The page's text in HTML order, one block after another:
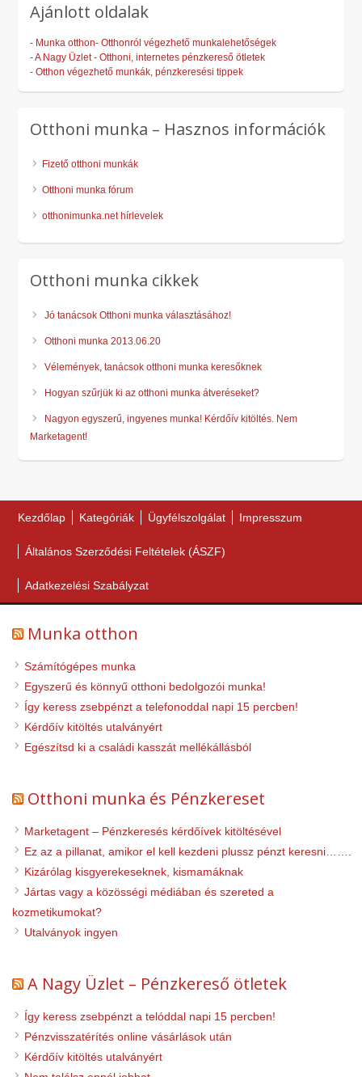
Ajánlott oldalak
- Munka otthon- Otthonról végezhető munkalehetőségek
-A Nagy Üzlet - Otthoni, internetes pénzkereső ötletek
-Otthon végezhető munkák, pénzkeresési tippek
Otthoni munka – Hasznos információk
Fizető otthoni munkák
Otthoni munka fórum
otthonimunka.net hírlevelek
Otthoni munka cikkek
Jó tanácsok Otthoni munka választásához!
Otthoni munka 2013.06.20
Vélemények, tanácsok otthoni munka keresőknek
Hogyan szűrjük ki az otthoni munka átveréseket?
Nagyon egyszerű, ingyenes munka! Kérdőív kitöltés. Nem
Marketagent!
Kezdőlap Kategóriák Ügyfélszolgálat Impresszum
Általános Szerződési Feltételek (ÁSZF)
Adatkezelési Szabályzat
Munka otthon
Számítógépes munka
Egyszerű és könnyű otthoni bedolgozói munka!
Így keress zsebpénzt a telefonoddal napi 15 percben!
Kérdőív kitöltés utalványért
Egészítsd ki a családi kasszát mellékállásból
Otthoni munka és Pénzkereset
Marketagent – Pénzkeresés kérdőívek kitöltésével
Ez az a pillanat, amikor el kell kezdeni plussz pénzt keresni…….
Kizárólag kisgyerekeseknek, kismamáknak
Jártas vagy a közösségi médiában és szereted a
kozmetikumokat?
Utalványok ingyen
A Nagy Üzlet – Pénzkereső ötletek
Így keress zsebpénzt a telóddal napi 15 percben!
Pénzvisszatérítés online vásárlások után
Kérdőív kitöltés utalványért